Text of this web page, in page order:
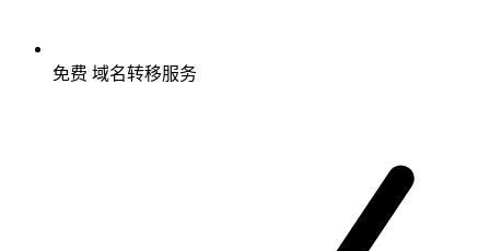
免费 域名转移服务